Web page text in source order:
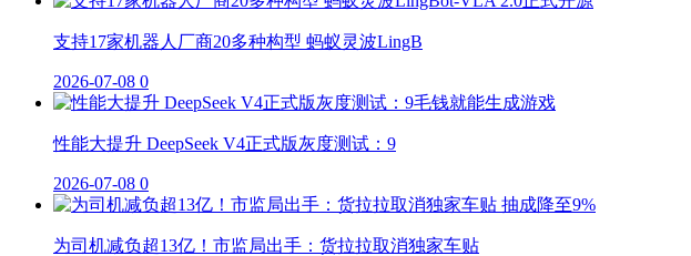
支持17家机器人厂商20多种构型 蚂蚁灵波LingB
2026-07-08 0
性能大提升 DeepSeek V4正式版灰度测试：9
2026-07-08 0
为司机减负超13亿！市监局出手：货拉拉取消独家车贴